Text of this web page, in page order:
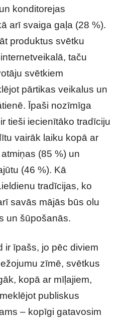
konditorejas
arī svaiga gaļa (28 %).
produktus svētku
taču
svētkiem
pārtikas veikalus un
Īpaši nozīmīga
tieši iecienītāko tradīciju
vairāk laiku kopā ar
(85 %) un
(46 %). Kā
tradīcijas, ko
savās mājās būs olu
un šūpošanās.
ir īpašs, jo pēc diviem
zīmē, svētkus
kopā ar mīļajiem,
publiskus
– kopīgi gatavosim